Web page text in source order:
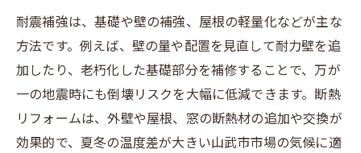
耐震補強は、基礎や壁の補強、屋根の軽量化などが主な
方法です。例えば、壁の量や配置を見直して耐力壁を追
加したり、老朽化した基礎部分を補修することで、万が
一の地震時にも倒壊リスクを大幅に低減できます。断熱
リフォームは、外壁や屋根、窓の断熱材の追加や交換が
効果的で、夏冬の温度差が大きい山武市市場の気候に適